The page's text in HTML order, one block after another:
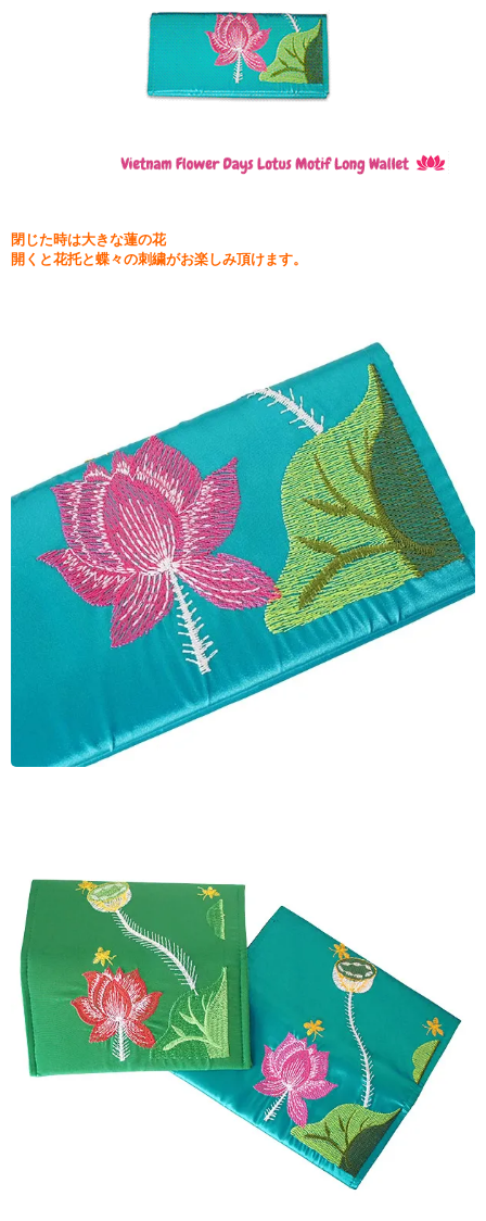
閉じた時は大きな蓮の花
開くと花托と蝶々の刺繍がお楽しみ頂けます。